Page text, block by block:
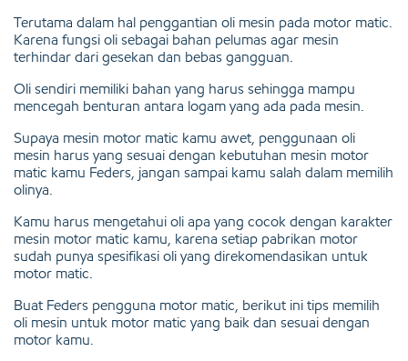
Terutama dalam hal penggantian oli mesin pada motor matic.
Karena fungsi oli sebagai bahan pelumas agar mesin
terhindar dari gesekan dan bebas gangguan.
Oli sendiri memiliki bahan yang harus sehingga mampu
mencegah benturan antara logam yang ada pada mesin.
Supaya mesin motor matic kamu awet, penggunaan oli
mesin harus yang sesuai dengan kebutuhan mesin motor
matic kamu Feders, jangan sampai kamu salah dalam memilih
olinya.
Kamu harus mengetahui oli apa yang cocok dengan karakter
mesin motor matic kamu, karena setiap pabrikan motor
sudah punya spesifikasi oli yang direkomendasikan untuk
motor matic.
Buat Feders pengguna motor matic, berikut ini tips memilih
oli mesin untuk motor matic yang baik dan sesuai dengan
motor kamu.